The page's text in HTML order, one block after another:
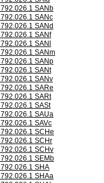
792.026.1 SANb
792.026.1 SANc
792.026.1 SANd
792.026.1 SANf
792.026.1 SANl
792.026.1 SANm
792.026.1 SANp
792.026.1 SANt
792.026.1 SANv
792.026.1 SARe
792.026.1 SARt
792.026.1 SASt
792.026.1 SAUa
792.026.1 SAVc
792.026.1 SCHe
792.026.1 SCHr
792.026.1 SCHv
792.026.1 SEMb
792.026.1 SHA
792.026.1 SHAa